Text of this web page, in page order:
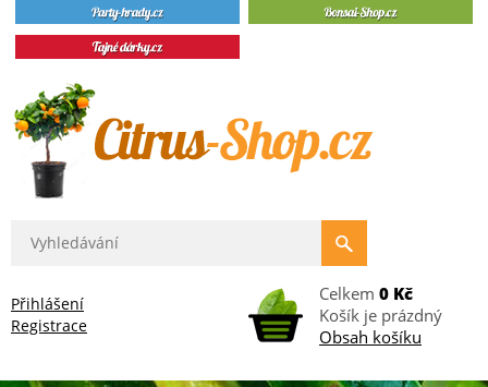
Přihlášení
Registrace
Celkem 0 Kč
Košík je prázdný
Obsah košíku